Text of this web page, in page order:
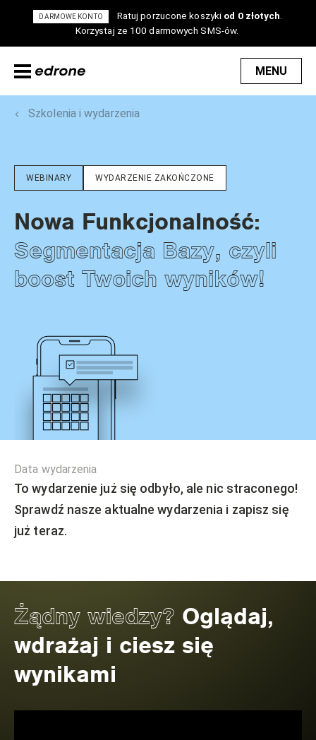
DARMOWE KONTO Ratuj porzucone koszyki od 0 złotych
Korzystaj ze 100 darmowych SMS-ów.
MENU
Szkolenia i wydarzenia
WEBINARY WYDARZENIE ZAKOŃCZONE
Nowa Funkcjonalność:
Segmentacja Bazy, czyli
boost Twoich wyników!
Data wydarzenia
To wydarzenie już się odbyło, ale nic straconego!
Sprawdź nasze aktualne wydarzenia i zapisz się
już teraz.
Żądny wiedzy? Oglądaj,
wdrażaj i ciesz się
wynikami